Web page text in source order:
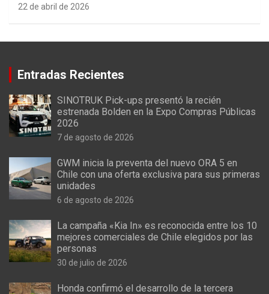
22 de abril de 2026
Entradas Recientes
SINOTRUK Pick-ups presentó la recién
estrenada Bolden en la Expo Compras Públicas
2026
7 de agosto de 2026
GWM inicia la preventa del nuevo ORA 5 en
Chile con una oferta exclusiva para sus primeras
unidades
6 de agosto de 2026
La campaña «Kia In» es reconocida entre los 10
mejores comerciales de Chile elegidos por las
personas
30 de julio de 2026
Honda confirmó el desarrollo de la tercera